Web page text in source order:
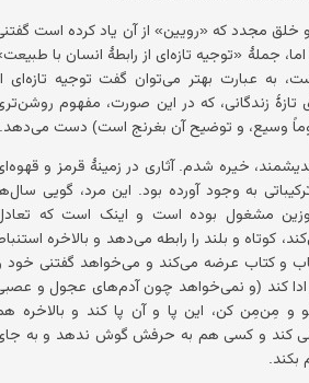
خلق مجدد که «رویین» از آن یاد کرده است
اما، جملهٔ «توجیه تازه‌ای از رابطهٔ انسان با
به عبارت بهتر می‌توان گفت توجیه تازه‌ای
تازهٔ زندگانی، که در این صورت، مفهوم
وسیع، و توضیح آن بغرنج است) دست می‌دهد.
خیره شدم. آثاری در زمینهٔ قرمز و
به وجود آورده بود. این مرد، گویی
مشغول بوده است و اینک است که
کوتاه و بلند را رابطه می‌دهد و بالاخره
و کتاب عرضه می‌کند و می‌خواهد گفتنی خود
کند (و نمی‌خواهد چون آدم‌های عجول و
و مِن‌مِن کن، این پا و آن پا کند و بالاخره
کند و کسی هم به حرفش گوش ندهد و به